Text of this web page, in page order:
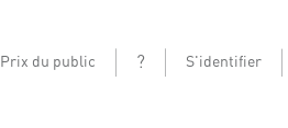
Prix du public ? S'identifier